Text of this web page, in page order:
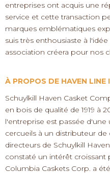
entreprises ont acquis une
service et cette transaction
marques emblématiques
suis très enthousiaste à
association créera pour nos
À PROPOS DE HAVEN LINE
Schuylkill Haven Casket
en bois de qualité de 1919 à
l'entreprise est passée d'une
cercueils à un distributeur de
directeurs de Schuylkill
constaté un intérêt croissant
Columbia Caskets Corp. a